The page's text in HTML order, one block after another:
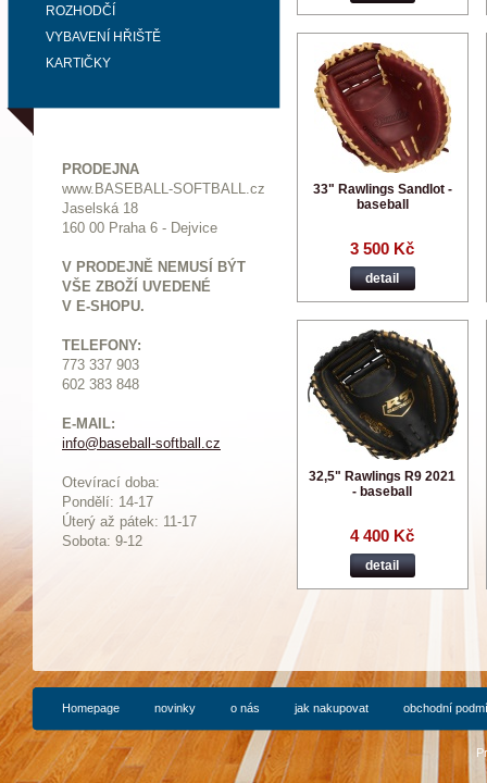
ROZHODČÍ
VYBAVENÍ HŘIŠTĚ
KARTIČKY
PRODEJNA
www.BASEBALL-SOFTBALL.cz
Jaselská 18
160 00 Praha 6 - Dejvice
V PRODEJNĚ NEMUSÍ BÝT
VŠE ZBOŽÍ UVEDENÉ
V E-SHOPU.
TELEFONY:
773 337 903
602 383 848
E-MAIL:
info@baseball-softball.cz
Otevírací doba:
Pondělí: 14-17
Úterý až pátek: 11-17
Sobota: 9-12
33" Rawlings Sandlot -
baseball
3 500 Kč
detail
32,5" Rawlings R9 2021
- baseball
4 400 Kč
detail
Homepage novinky o nás jak nakupovat obchodní